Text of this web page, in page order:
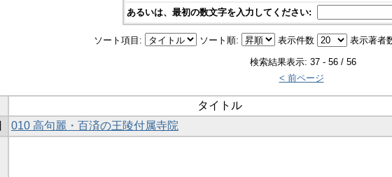
あるいは、最初の数文字を入力してください:
ソート項目: ソート順: 表示件数 表示著者
検索結果表示: 37 - 56 / 56
< 前ページ
タイトル
010 高句麗・百済の王陵付属寺院